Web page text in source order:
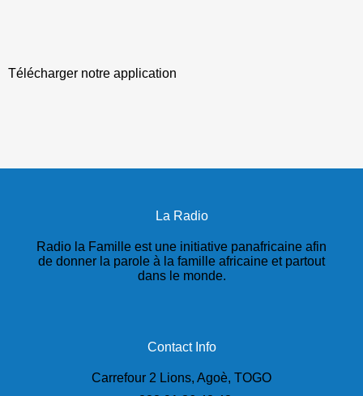
Télécharger notre application
La Radio
Radio la Famille est une initiative panafricaine afin
de donner la parole à la famille africaine et partout
dans le monde.
Contact Info
Carrefour 2 Lions, Agoè, TOGO